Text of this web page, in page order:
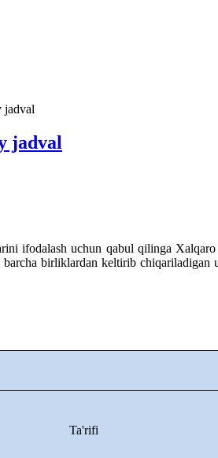
jadval
jadval
ifodalash uchun qabul qilinga
birliklardan keltirib
Ta'rifi